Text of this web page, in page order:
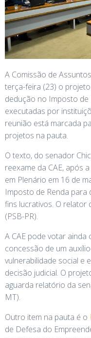
A Comissão de
terça-feira (23) o projeto
dedução no Imposto de
executadas por
reunião está marcada
projetos na pauta.
O texto, do senador
reexame da CAE, após
em Plenário em 16 de
Imposto de Renda para
fins lucrativos. O relator
(PSB-PR).
A CAE pode votar ainda
concessão de um
vulnerabilidade social e
decisão judicial. O
aguarda relatório da
MT).
Outro item na pauta é o
de Defesa do